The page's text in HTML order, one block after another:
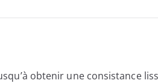
obtenir une consistance